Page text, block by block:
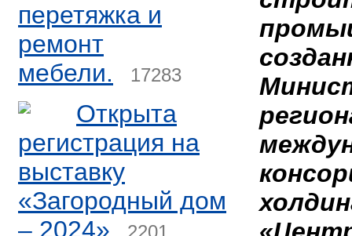
перетяжка и
ремонт
мебели.
17283
Открыта
регистрация на
выставку
«Загородный дом
– 2024»
2201